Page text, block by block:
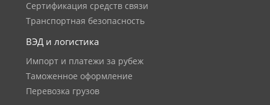
Сертификация средств связи
Транспортная безопасность
ВЭД и логистика
Импорт и платежи за рубеж
Таможенное оформление
Перевозка грузов